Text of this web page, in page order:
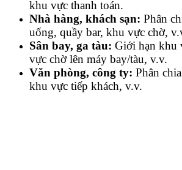
khu vực thanh toán.
Nhà hàng, khách sạn: Phân
uống, quầy bar, khu vực chờ,
Sân bay, ga tàu: Giới hạn khu
vực chờ lên máy bay/tàu, v.v.
Văn phòng, công ty: Phân
khu vực tiếp khách, v.v.